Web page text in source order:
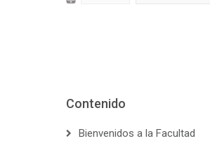
Contenido
Bienvenidos a la Facultad